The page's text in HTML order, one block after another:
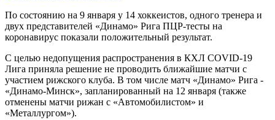
По состоянию на 9 января у 14 хоккеистов, одного тренера и
двух представителей «Динамо» Рига ПЦР-тесты на
коронавирус показали положительный результат.
С целью недопущения распространения в КХЛ COVID-19
Лига приняла решение не проводить ближайшие матчи с
участием рижского клуба. В том числе матч «Динамо» Рига -
«Динамо-Минск», запланированный на 12 января (также
отменены матчи рижан с «Автомобилистом» и
«Металлургом»).